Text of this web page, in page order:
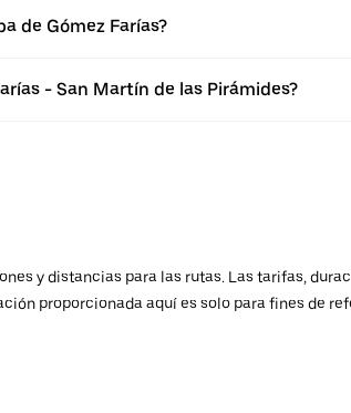
de Gómez Farías?
- San Martín de las Pirámides?
y distancias para las rutas. Las tarifas,
proporcionada aquí es solo para fines de